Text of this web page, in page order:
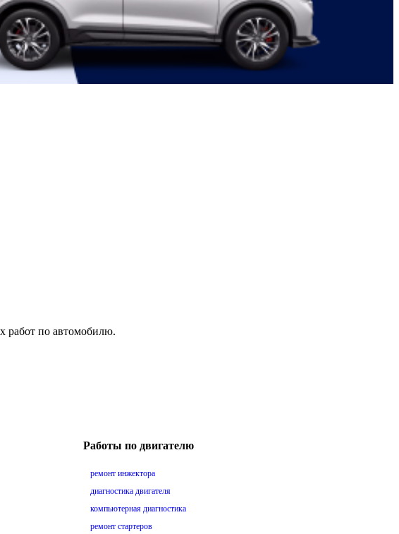
работ по автомобилю.
Работы по двигателю
ремонт инжектора
диагностика двигателя
компьютерная диагностика
ремонт стартеров